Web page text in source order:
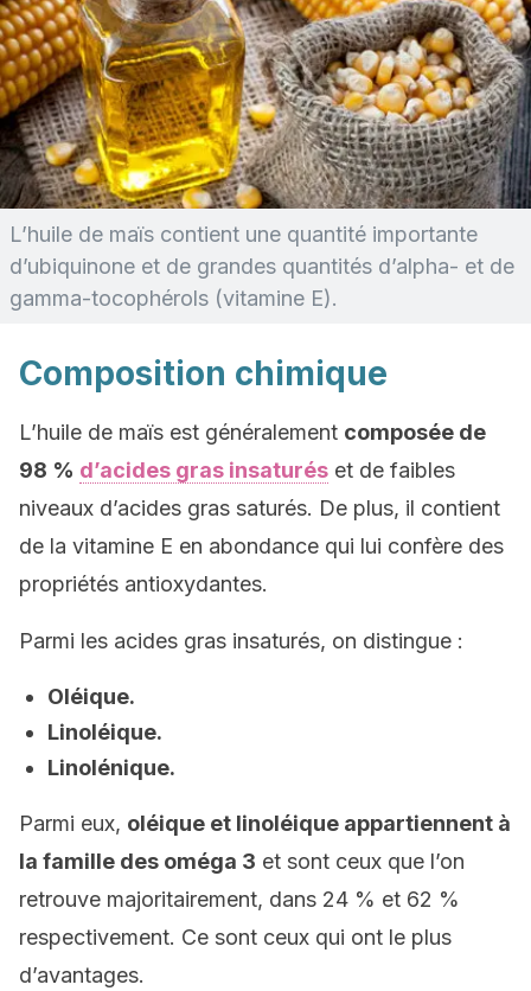
L’huile de maïs contient une quantité importante
d’ubiquinone et de grandes quantités d’alpha- et de
gamma-tocophérols (vitamine E).
Composition chimique
L’huile de maïs est généralement composée de
98 % d’acides gras insaturés et de faibles
niveaux d’acides gras saturés. De plus, il contient
de la vitamine E en abondance qui lui confère des
propriétés antioxydantes.
Parmi les acides gras insaturés, on distingue :
Oléique.
Linoléique.
Linolénique.
Parmi eux, oléique et linoléique appartiennent à
la famille des oméga 3 et sont ceux que l’on
retrouve majoritairement, dans 24 % et 62 %
respectivement. Ce sont ceux qui ont le plus
d’avantages.